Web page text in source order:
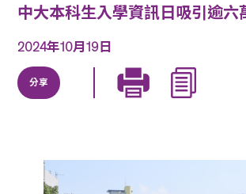
中大本科生入學資訊日吸引逾六
2024年10月19日
分享